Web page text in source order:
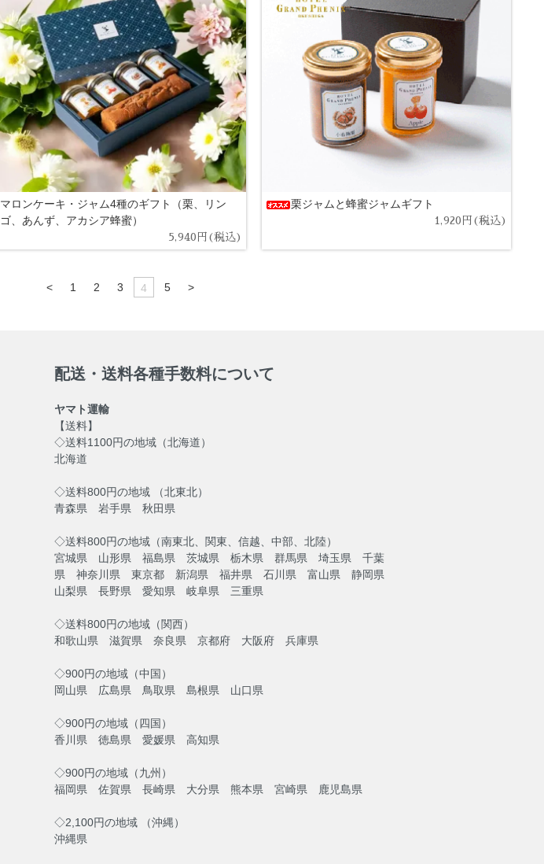
マロンケーキ・ジャム4種のギフト（栗、リン
ゴ、あんず、アカシア蜂蜜）
5,940円(税込)
栗ジャムと蜂蜜ジャムギフト
1,920円(税込)
< 1 2 3 4 5 >
配送・送料各種手数料について
ヤマト運輸
【送料】
◇送料1100円の地域（北海道）
北海道
◇送料800円の地域 （北東北）
青森県 岩手県 秋田県
◇送料800円の地域（南東北、関東、信越、中部、北陸）
宮城県 山形県 福島県 茨城県 栃木県 群馬県 埼玉県 千葉
県 神奈川県 東京都 新潟県 福井県 石川県 富山県 静岡県
山梨県 長野県 愛知県 岐阜県 三重県
◇送料800円の地域（関西）
和歌山県 滋賀県 奈良県 京都府 大阪府 兵庫県
◇900円の地域（中国）
岡山県 広島県 鳥取県 島根県 山口県
◇900円の地域（四国）
香川県 徳島県 愛媛県 高知県
◇900円の地域（九州）
福岡県 佐賀県 長崎県 大分県 熊本県 宮崎県 鹿児島県
◇2,100円の地域 （沖縄）
沖縄県